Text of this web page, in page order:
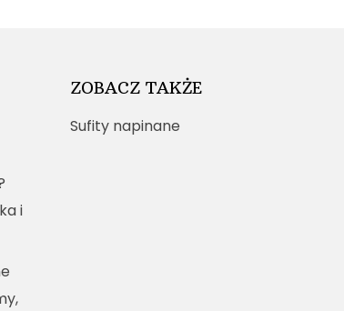
i
ZOBACZ TAKŻE
Sufity napinane